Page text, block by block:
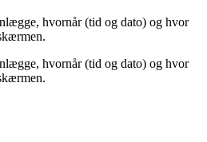
hvornår (tid og dato) og hvor
hvornår (tid og dato) og hvor